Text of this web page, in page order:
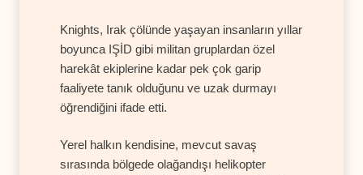
Knights, Irak çölünde yaşayan insanların yıllar
boyunca IŞİD gibi militan gruplardan özel
harekât ekiplerine kadar pek çok garip
faaliyete tanık olduğunu ve uzak durmayı
öğrendiğini ifade etti.
Yerel halkın kendisine, mevcut savaş
sırasında bölgede olağandışı helikopter